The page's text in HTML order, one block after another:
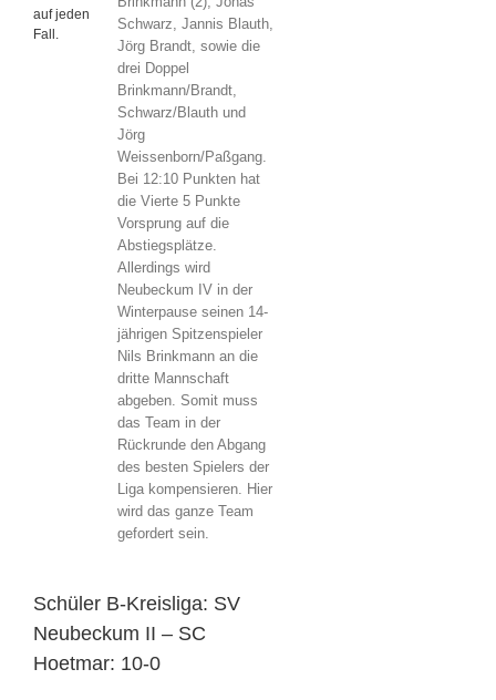
auf jeden
Fall.
Schwarz, Jannis Blauth,
Jörg Brandt, sowie die
drei Doppel
Brinkmann/Brandt,
Schwarz/Blauth und
Jörg
Weissenborn/Paßgang.
Bei 12:10 Punkten hat
die Vierte 5 Punkte
Vorsprung auf die
Abstiegsplätze.
Allerdings wird
Neubeckum IV in der
Winterpause seinen 14-
jährigen Spitzenspieler
Nils Brinkmann an die
dritte Mannschaft
abgeben. Somit muss
das Team in der
Rückrunde den Abgang
des besten Spielers der
Liga kompensieren. Hier
wird das ganze Team
gefordert sein.
Schüler B-Kreisliga: SV
Neubeckum II – SC
Hoetmar: 10-0